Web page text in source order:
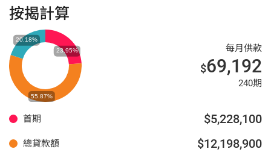
按揭計算
每月供款
$69,192
240期
首期 $5,228,100
總貸款額 $12,198,900